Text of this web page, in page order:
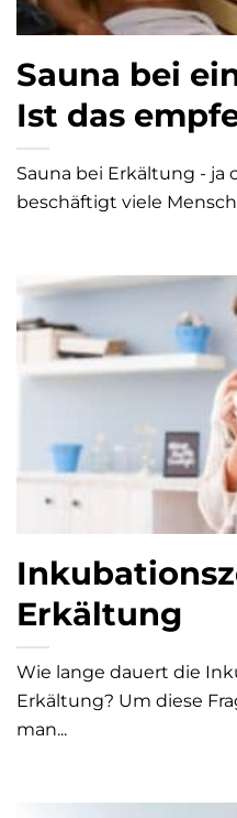
Sauna bei
Ist das
Sauna bei Erkältung - ja
beschäftigt viele
Erkältung
Wie lange dauert die
Erkältung? Um diese
man...